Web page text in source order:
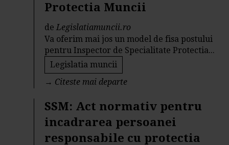
Protectia Muncii
deLegislatiamuncii.ro
Va oferim mai jos un model de fisa postului
pentru Inspector de Specialitate Protectia...
Legislatia muncii
→ Citeste mai departe
SSM: Act normativ pentru
incadrarea persoanei
responsabile cu protectia